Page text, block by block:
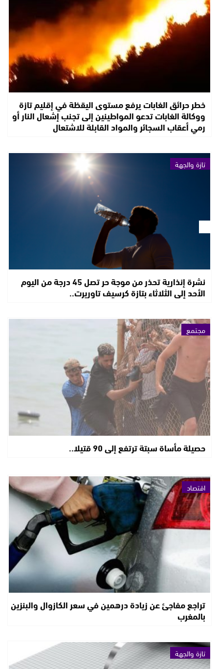
خطر حرائق الغابات يرفع مستوى اليقظة في إقليم تازة
ووكالة الغابات تدعو المواطينين إلى تجنب إشعال النار أو
رمي أعقاب السجائر والمواد القابلة للاشتعال
تازة والجهة
نشرة إنذارية تحذر من موجة حر تصل 45 درجة من اليوم
الأحد إلى الثلاثاء بتازة كرسيف تاوريرت..
مجتمع
حصيلة مأساة سبتة ترتفع إلى 90 قتيلا..
اقتصاد
تراجع مفاجئ عن زيادة درهمين في سعر الكازوال والبنزين
بالمغرب
تازة والجهة